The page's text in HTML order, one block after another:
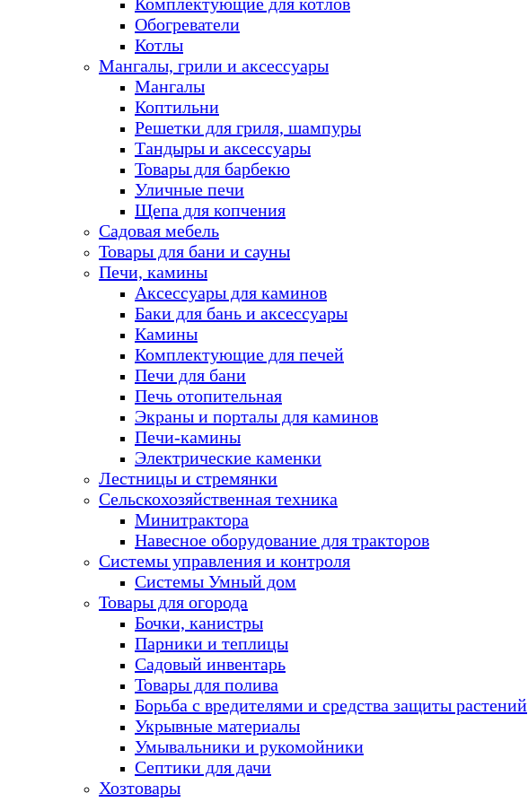
Обогреватели
Котлы
Мангалы, грили и аксессуары
Мангалы
Коптильни
Решетки для гриля, шампуры
Тандыры и аксессуары
Товары для барбекю
Уличные печи
Щепа для копчения
Садовая мебель
Товары для бани и сауны
Печи, камины
Аксессуары для каминов
Баки для бань и аксессуары
Камины
Комплектующие для печей
Печи для бани
Печь отопительная
Экраны и порталы для каминов
Печи-камины
Электрические каменки
Лестницы и стремянки
Сельскохозяйственная техника
Минитрактора
Навесное оборудование для тракторов
Системы управления и контроля
Системы Умный дом
Товары для огорода
Бочки, канистры
Парники и теплицы
Садовый инвентарь
Товары для полива
Борьба с вредителями и средства защиты растений
Укрывные материалы
Умывальники и рукомойники
Септики для дачи
Хозтовары